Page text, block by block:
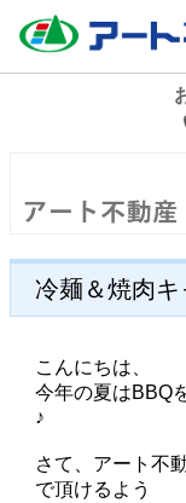
冷麺＆焼肉キ
こんにちは、
今年の夏はBBQ
♪
さて、アート不
で頂けるよう